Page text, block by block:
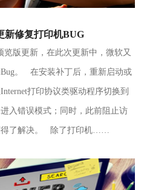
新修复打印机BUG
览版更新，在此次更新中，微软又
。 在安装补丁后，重新启动或
打印协议类驱动程序切换到
入错误模式；同时，此前阻止访
得了解决。 除了打印机……